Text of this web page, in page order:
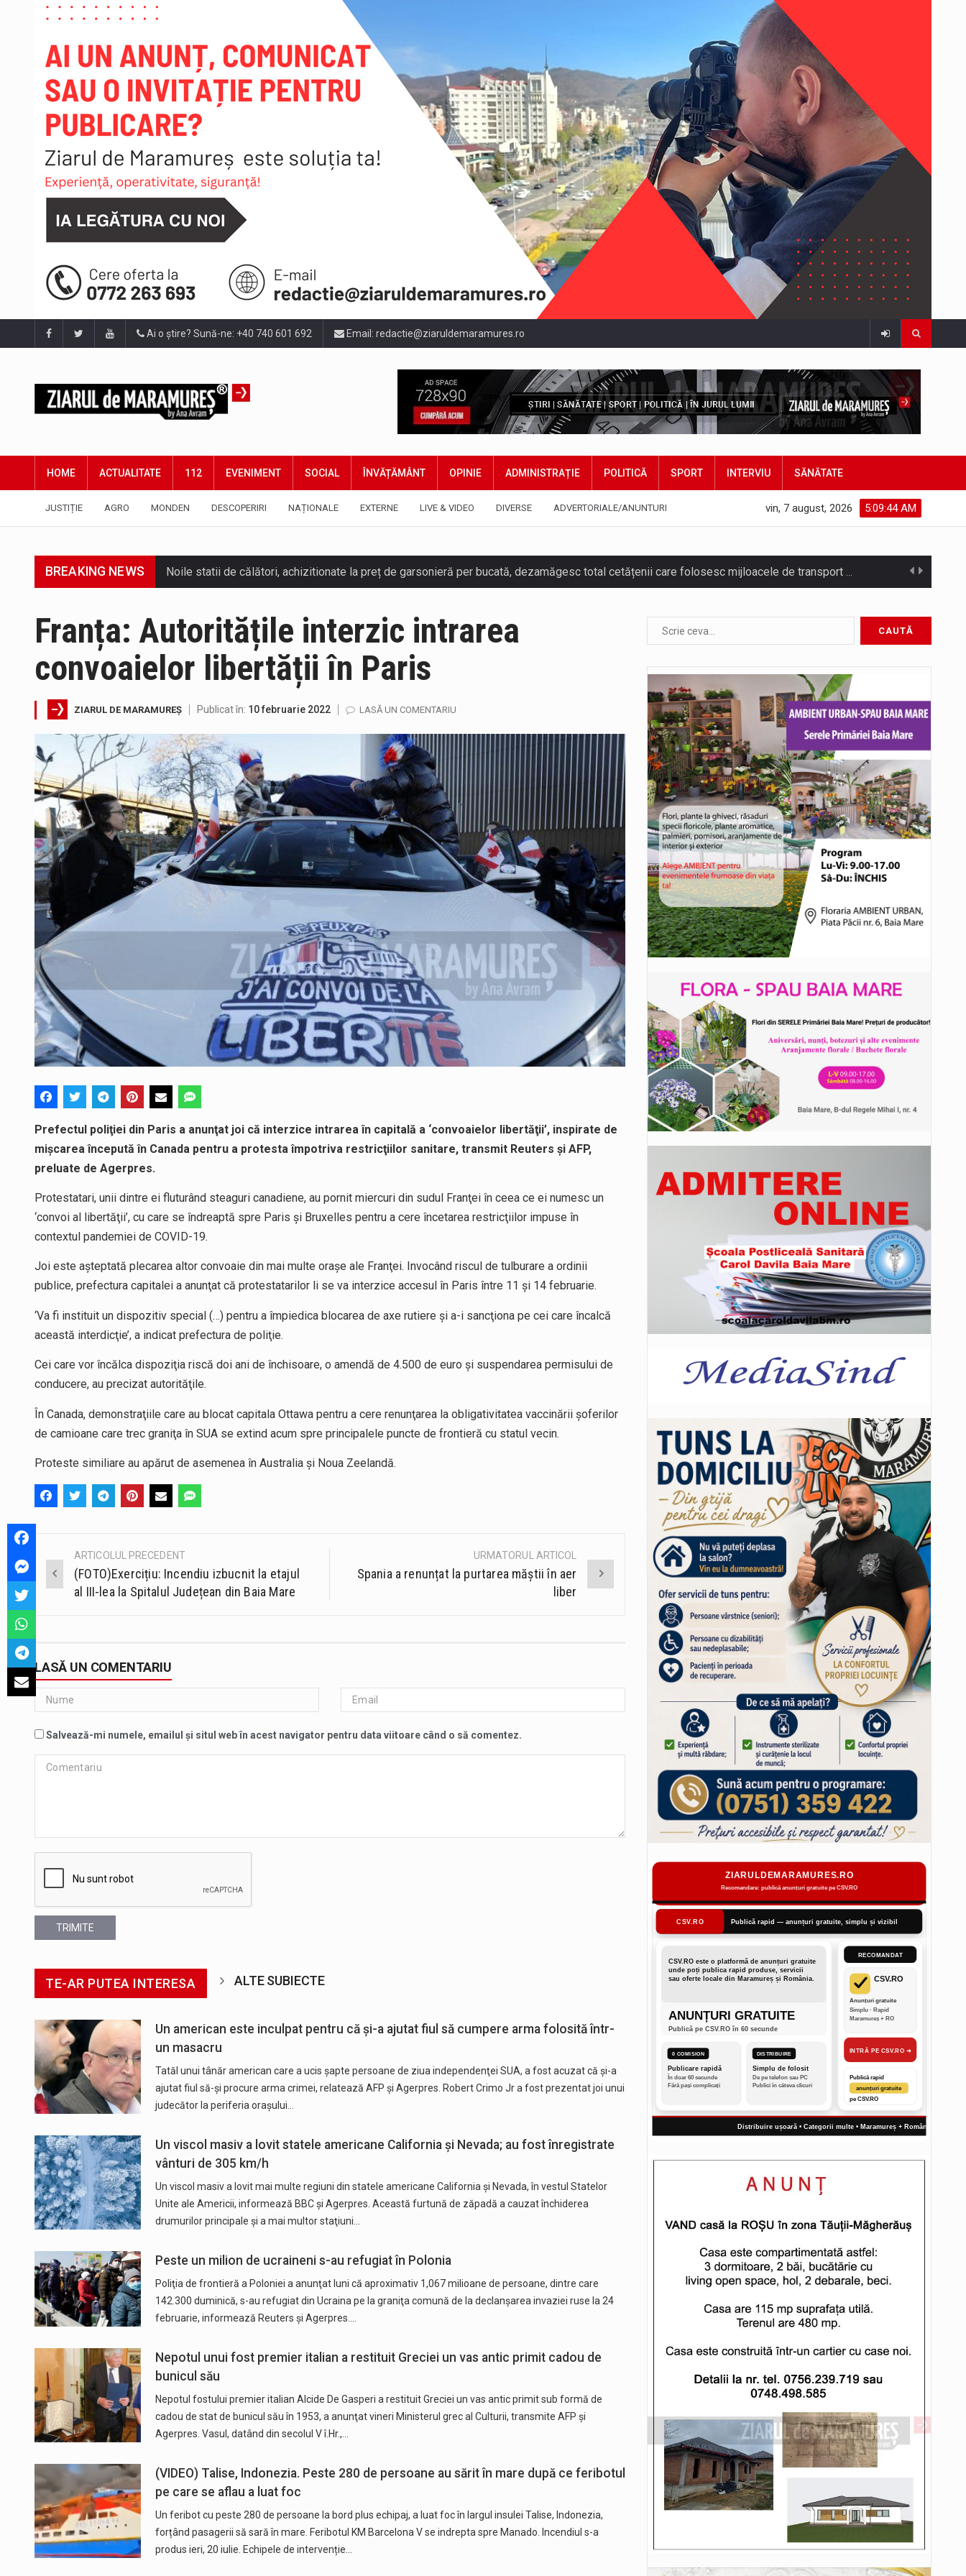
Ai o știre? Sună-ne: +40 740 601 692 Email: redactie@ziaruldemaramures.ro
HOME ACTUALITATE 112 EVENIMENT SOCIAL ÎNVĂȚĂMÂNT OPINIE ADMINISTRAȚIE POLITICĂ SPORT INTERVIU SĂNĂTATE
JUSTIȚIE AGRO MONDEN DESCOPERIRI NAȚIONALE EXTERNE LIVE & VIDEO DIVERSE ADVERTORIALE/ANUNTURI 5:09:46 AM
vin, 7 august, 2026
BREAKING NEWS
Tot mai multi băimăreni semnalează prezența cersetorilor de etnie romă pe raza municipiului. Orasul este la propriu impânzit de ei…
În acest sfârșit de săptămână, jandarmii maramureșeni vor fi prezenți la manifestările cultural-artistice și sportive care vor avea loc pe…
Directorul OCPI Maramures, Daniela-Onița Ivascu, a venit cu un răspuns pentru cei care s-au intrebat în aceste zile: Dacă aplicațiile…
Testarea independentă a sistemului e-Terra, realizată de STS, DNSC și Cyberint, a mai parcurs o rundă de evaluare. Un număr…
Vremea va fi caniculară. Disconfortul termic va fi accentuat, iar indicele temperatură-umezeală (ITU) va depăși pragul critic de 80 de…
COD GALBEN. Interval de valabilitate: 07 august, ora 12.00 – 07 august, ora 23.00 / Fenomene vizate: instabilitate atmosferică, intensificări…
Proiectul de lege privind Strategia națională pentru conservarea biodiversității a fost din nou dezbătut ieri și în final adoptat de…
Pe scurt. Statuia lui PINTEA VITEAZU din fața Jandarmeriei Maramures a ajuns să fie zilele acestea mărul discordiei între administrații.…
Franța: Autoritățile interzic intrarea
convoaielor libertății în Paris
ZIARUL DE MARAMUREȘ Publicat în: 10 februarie 2022 LASĂ UN COMENTARIU
Prefectul poliţiei din Paris a anunţat joi că interzice intrarea în capitală a ‘convoaielor libertăţii’, inspirate de
mişcarea începută în Canada pentru a protesta împotriva restricţiilor sanitare, transmit Reuters şi AFP,
preluate de Agerpres.
Protestatari, unii dintre ei fluturând steaguri canadiene, au pornit miercuri din sudul Franţei în ceea ce ei numesc un
‘convoi al libertăţii’, cu care se îndreaptă spre Paris şi Bruxelles pentru a cere încetarea restricţiilor impuse în
contextul pandemiei de COVID-19.
Joi este aşteptată plecarea altor convoaie din mai multe oraşe ale Franţei. Invocând riscul de tulburare a ordinii
publice, prefectura capitalei a anunţat că protestatarilor li se va interzice accesul în Paris între 11 şi 14 februarie.
‘Va fi instituit un dispozitiv special (…) pentru a împiedica blocarea de axe rutiere şi a-i sancţiona pe cei care încalcă
această interdicţie’, a indicat prefectura de poliţie.
Cei care vor încălca dispoziţia riscă doi ani de închisoare, o amendă de 4.500 de euro şi suspendarea permisului de
conducere, au precizat autorităţile.
În Canada, demonstraţiile care au blocat capitala Ottawa pentru a cere renunţarea la obligativitatea vaccinării şoferilor
de camioane care trec graniţa în SUA se extind acum spre principalele puncte de frontieră cu statul vecin.
Proteste similiare au apărut de asemenea în Australia şi Noua Zeelandă.
Post
navigation
ARTICOLUL PRECEDENT
(FOTO)Exercițiu: Incendiu izbucnit la etajul
al III-lea la Spitalul Județean din Baia Mare
URMATORUL ARTICOL
Spania a renunțat la purtarea măștii în aer
liber
LASĂ UN COMENTARIU
Salvează-mi numele, emailul și situl web în acest navigator pentru data viitoare când o să comentez.
TRIMITE
TE-AR PUTEA INTERESA ALTE SUBIECTE
Un american este inculpat pentru că şi-a ajutat fiul să cumpere arma folosită într-
un masacru
Tatăl unui tânăr american care a ucis şapte persoane de ziua independenţei SUA, a fost acuzat că şi-a
ajutat fiul să-şi procure arma crimei, relatează AFP și Agerpres. Robert Crimo Jr a fost prezentat joi unui
judecător la periferia oraşului…
Un viscol masiv a lovit statele americane California şi Nevada; au fost înregistrate
vânturi de 305 km/h
Un viscol masiv a lovit mai multe regiuni din statele americane California şi Nevada, în vestul Statelor
Unite ale Americii, informează BBC și Agerpres. Această furtună de zăpadă a cauzat închiderea
drumurilor principale şi a mai multor staţiuni…
Peste un milion de ucraineni s-au refugiat în Polonia
Poliţia de frontieră a Poloniei a anunţat luni că aproximativ 1,067 milioane de persoane, dintre care
142.300 duminică, s-au refugiat din Ucraina pe la graniţa comună de la declanşarea invaziei ruse la 24
februarie, informează Reuters și Agerpres.…
Nepotul unui fost premier italian a restituit Greciei un vas antic primit cadou de
bunicul său
Nepotul fostului premier italian Alcide De Gasperi a restituit Greciei un vas antic primit sub formă de
cadou de stat de bunicul său în 1953, a anunţat vineri Ministerul grec al Culturii, transmite AFP și
Agerpres. Vasul, datând din secolul V î.Hr.,…
(VIDEO) Talise, Indonezia. Peste 280 de persoane au sărit în mare după ce feribotul
pe care se aflau a luat foc
Un feribot cu peste 280 de persoane la bord plus echipaj, a luat foc în largul insulei Talise, Indonezia,
forțând pasagerii să sară în mare. Feribotul KM Barcelona V se indrepta spre Manado. Incendiul s-a
produs ieri, 20 iulie. Echipele de intervenție…